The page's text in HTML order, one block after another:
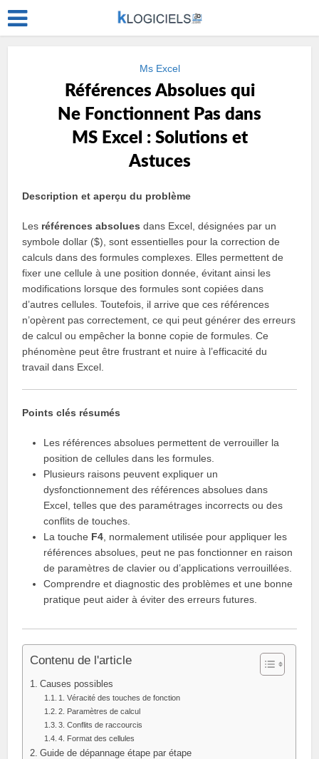
Ms Excel
Références Absolues qui
Ne Fonctionnent Pas dans
MS Excel : Solutions et
Astuces
Description et aperçu du problème
Les références absolues dans Excel, désignées par un
symbole dollar ($), sont essentielles pour la correction de
calculs dans des formules complexes. Elles permettent de
fixer une cellule à une position donnée, évitant ainsi les
modifications lorsque des formules sont copiées dans
d’autres cellules. Toutefois, il arrive que ces références
n’opèrent pas correctement, ce qui peut générer des erreurs
de calcul ou empêcher la bonne copie de formules. Ce
phénomène peut être frustrant et nuire à l’efficacité du
travail dans Excel.
Points clés résumés
Les références absolues permettent de verrouiller la
position de cellules dans les formules.
Plusieurs raisons peuvent expliquer un
dysfonctionnement des références absolues dans
Excel, telles que des paramétrages incorrects ou des
conflits de touches.
La touche F4 , normalement utilisée pour appliquer les
références absolues, peut ne pas fonctionner en raison
de paramètres de clavier ou d’applications verrouillées.
Comprendre et diagnostic des problèmes et une bonne
pratique peut aider à éviter des erreurs futures.
Contenu de l'article
Causes possibles
1. Véracité des touches de fonction
2. Paramètres de calcul
3. Conflits de raccourcis
4. Format des cellules
Guide de dépannage étape par étape